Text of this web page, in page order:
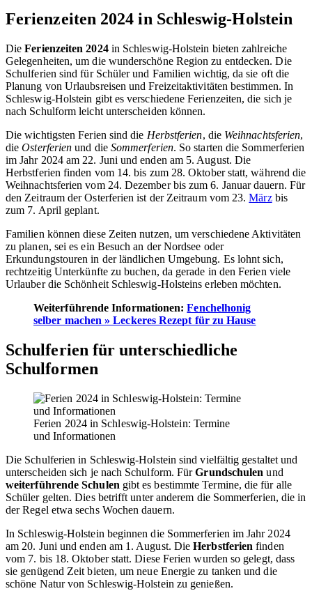
Ferienzeiten 2024 in Schleswig-Holstein
DieFerienzeiten 2024in Schleswig-Holstein bieten zahlreiche
Gelegenheiten, um die wunderschöne Region zu entdecken. Die
Schulferien sind für Schüler und Familien wichtig, da sie oft die
Planung von Urlaubsreisen und Freizeitaktivitäten bestimmen. In
Schleswig-Holstein gibt es verschiedene Ferienzeiten, die sich je
nach Schulform leicht unterscheiden können.
Die wichtigsten Ferien sind die Herbstferien, die Weihnachtsferien,
dieOsterferien und die Sommerferien. So starten die Sommerferien
im Jahr 2024 am 22. Juni und enden am 5. August. Die
Herbstferien finden vom 14. bis zum 28. Oktober statt, während die
Weihnachtsferien vom 24. Dezember bis zum 6. Januar dauern. Für
den Zeitraum der Osterferien ist der Zeitraum vom 23.Märzbis
zum 7. April geplant.
Familien können diese Zeiten nutzen, um verschiedene Aktivitäten
zu planen, sei es ein Besuch an der Nordsee oder
Erkundungstouren in der ländlichen Umgebung. Es lohnt sich,
rechtzeitig Unterkünfte zu buchen, da gerade in den Ferien viele
Urlauber die Schönheit Schleswig-Holsteins erleben möchten.
Weiterführende Informationen:Fenchelhonig
selber machen » Leckeres Rezept für zu Hause
Schulferien für unterschiedliche
Schulformen
Ferien 2024 in Schleswig-Holstein: Termine
und Informationen
Die Schulferien in Schleswig-Holstein sind vielfältig gestaltet und
unterscheiden sich je nach Schulform. FürGrundschulen und
weiterführende Schulen gibt es bestimmte Termine, die für alle
Schüler gelten. Dies betrifft unter anderem die Sommerferien, die in
der Regel etwa sechs Wochen dauern.
In Schleswig-Holstein beginnen die Sommerferien im Jahr 2024
am 20. Juni und enden am 1. August. DieHerbstferien finden
vom 7. bis 18. Oktober statt. Diese Ferien wurden so gelegt, dass
sie genügend Zeit bieten, um neue Energie zu tanken und die
schöne Natur von Schleswig-Holstein zu genießen.